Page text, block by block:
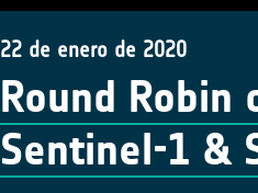
22 de enero de 2020
Round Robin
Sentinel-1 &